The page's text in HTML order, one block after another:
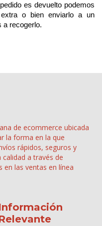
es devuelto podemos
o bien enviarlo a un
a recogerlo.
de ecommerce ubicada
la forma en la que
rápidos, seguros y
a través de
en las ventas en línea